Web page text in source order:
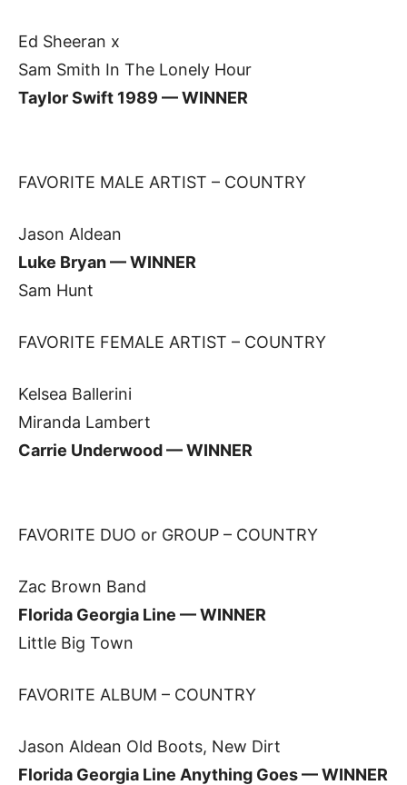
Ed Sheeran x
Sam Smith In The Lonely Hour
Taylor Swift 1989 — WINNER
FAVORITE MALE ARTIST – COUNTRY
Jason Aldean
Luke Bryan — WINNER
Sam Hunt
FAVORITE FEMALE ARTIST – COUNTRY
Kelsea Ballerini
Miranda Lambert
Carrie Underwood — WINNER
FAVORITE DUO or GROUP – COUNTRY
Zac Brown Band
Florida Georgia Line — WINNER
Little Big Town
FAVORITE ALBUM – COUNTRY
Jason Aldean Old Boots, New Dirt
Florida Georgia Line Anything Goes — WINNER